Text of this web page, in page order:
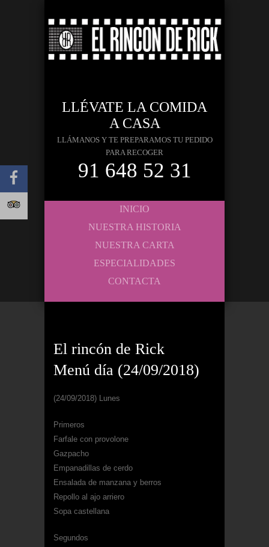
LLÉVATE LA COMIDA
A CASA
LLÁMANOS Y TE PREPARAMOS TU PEDIDO
PARA RECOGER
91 648 52 31
INICIO
NUESTRA HISTORIA
NUESTRA CARTA
ESPECIALIDADES
CONTACTA
El rincón de Rick
Menú día (24/09/2018)
(24/09/2018) Lunes
Primeros
Farfale con provolone
Gazpacho
Empanadillas de cerdo
Ensalada de manzana y berros
Repollo al ajo arriero
Sopa castellana
Segundos